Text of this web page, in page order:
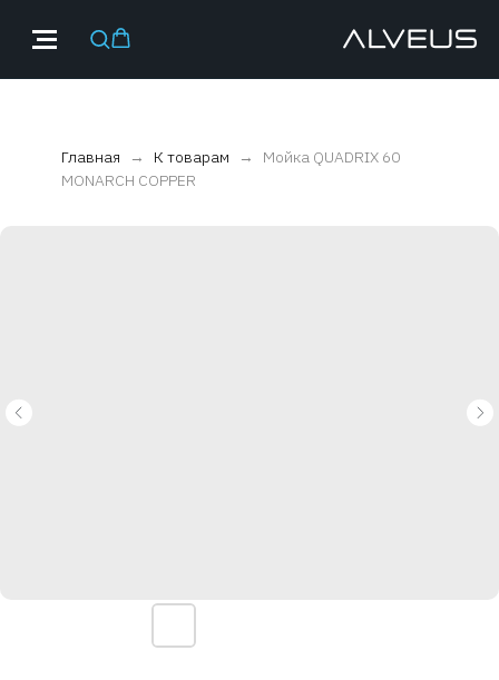
Главная К товарам
Мойка QUADRIX 60
MONARCH COPPER